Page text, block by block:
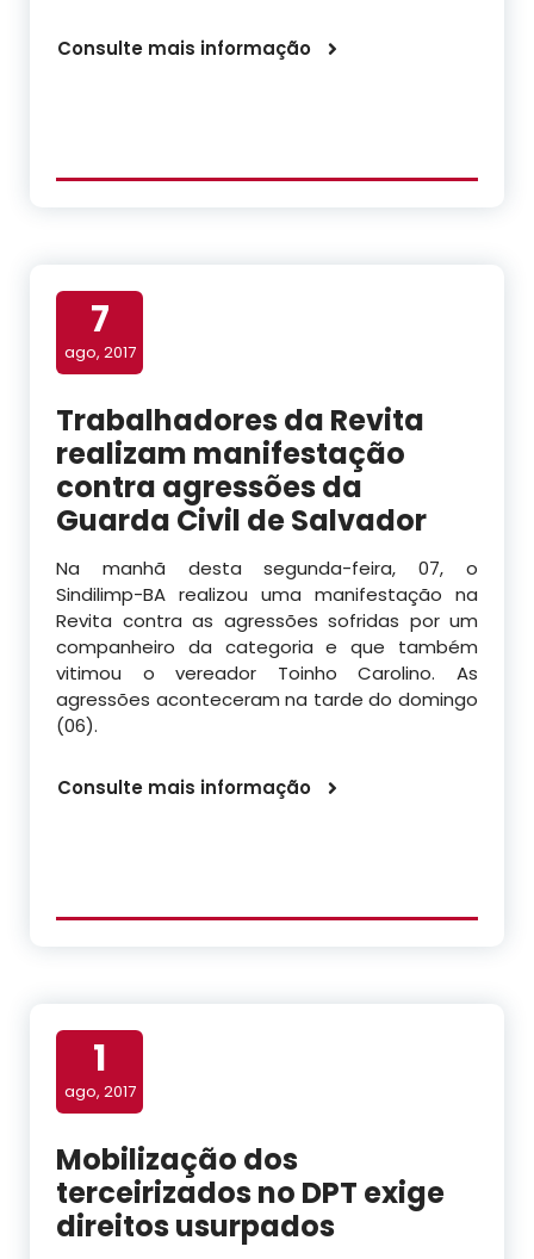
Consulte mais informação
7
ago, 2017
Trabalhadores da Revita
realizam manifestação
contra agressões da
Guarda Civil de Salvador
Na manhã desta segunda-feira, 07, o
Sindilimp-BA realizou uma manifestação na
Revita contra as agressões sofridas por um
companheiro da categoria e que também
vitimou o vereador Toinho Carolino. As
agressões aconteceram na tarde do domingo
(06).
Consulte mais informação
1
ago, 2017
Mobilização dos
terceirizados no DPT exige
direitos usurpados